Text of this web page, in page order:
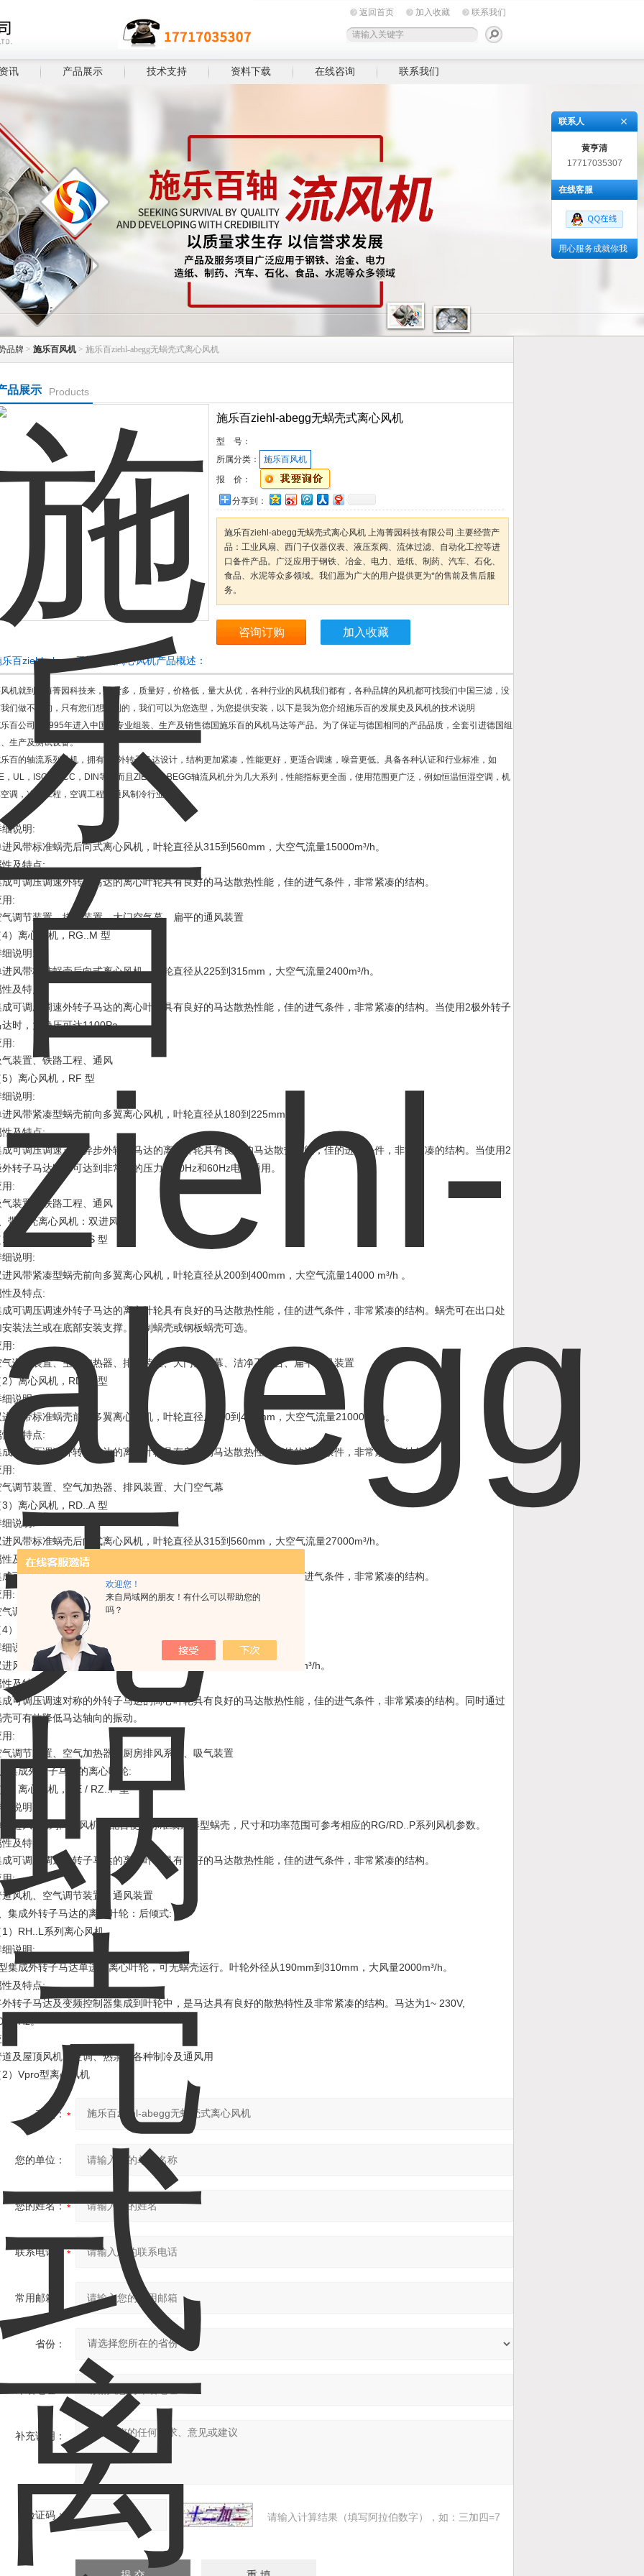
欢迎您！
来自局域网的朋友！有什么可以帮助您的
吗？
返回首页 加入收藏 联系我们
讯 产品展示 技术支持 资料下载 在线咨询 联系我们
品牌 > 施乐百风机 > 施乐百ziehl-abegg无蜗壳式离心风机
品展示 Products
施乐百ziehl-abegg无蜗壳式离心风机
型 号：
所属分类：
施乐百风机
报 价：
分享到：
施乐百ziehl-abegg无蜗壳式离心风机 上海菁园科技有限公司.主要经营产
品：工业风扇、西门子仪器仪表、液压泵阀、流体过滤、自动化工控等进
口备件产品。广泛应用于钢铁、冶金、电力、造纸、制药、汽车、石化、
食品、水泥等众多领域。我们愿为广大的用户提供更为*的售前及售后服
务。
咨询订购 加入收藏
乐百ziehl-abegg无蜗壳式离心风机产品概述：
机就到上海菁园科技来，现货多，质量好，价格低，量大从优，各种行业的风机我们都有，各种品牌的风机都可找我们中国三滤，没
们做不到的，只有您们想不到的，我们可以为您选型，为您提供安装，以下是我为您介绍施乐百的发展史及风机的技术说明
百公司从
1995年进入中国，专业组装、生产及销售德国施乐百的风机马达等产品。为了保证与德国相同的产品品质，全套引进德国组
生产及测试设备。
百的轴流系列风机，拥有*的外转子马达设计，结构更加紧凑，性能更好，更适合调速，噪音更低。具备各种认证和行业标准，如
， UL ， ISO CCC ， DIN等，而且 ZIEHL-ABEGG轴流风机分为几大系列，性能指标更全面，使用范围更广泛，例如恒温恒湿空调，机
调，冷库工程，空调工程，通风制冷行业等。
细说明 :
进风带标准蜗壳后向式离心风机，叶轮直径从315到 560mm ，大空气流量15000m³/h。
性及特点:
成可调压调速外转子马达的离心叶轮具有良好的马达散热性能，佳的进气条件，非常紧凑的结构。
:
气调节装置、排风装置、大门空气幕、扁平的通风装置
4）离心风机， RG..M 型
细说明 :
进风带标准蜗壳后向式离心风机，叶轮直径从225到 315mm ，大空气流量2400m³/h。
及特点
成可调压调速外转子马达的离心叶轮具有良好的马达散热性能，佳的进气条件，非常紧凑的结构。当使用 2极外转子
达时，大静压可达1100Pa。
:
气装置、铁路工程、通风
5）离心风机， RF 型
细说明 :
进风带紧凑型蜗壳前向多翼离心风机，叶轮直径从180到 225mm
性及特点:
成可调压调速三相异步外转子马达的离心叶轮具有良好的马达散热性能，佳的进气条件，非常紧凑的结构。当使用 2
外转子马达时，可达到非常高的压力。 50Hz和60Hz电源通用。
:
气装置、铁路工程、通风
带蜗壳离心风机：双进风
1 RD..S 型
细说明 :
进风带紧凑型蜗壳前向多翼离心风机，叶轮直径从200到 400mm ，大空气流量14000 m³/h 。
性及特点:
成可调压调速外转子马达的离心叶轮具有良好的马达散热性能，佳的进气条件，非常紧凑的结构。蜗壳可在出口处
安装法兰或在底部安装支撑。铝制蜗壳或钢板蜗壳可选。
:
气调节装置、空气加热器、排风装置、大门空气幕、洁净工作台、扁平通风装置
2）离心风机， RD..P型
细说明:
进风带标准蜗壳前向多翼离心风机，叶轮直径从 200到 450mm ，大空气流量21000m³/h。
性及特点:
成可调压调速外转子马达的离心叶轮具有良好的马达散热性能，佳的进气条件，非常紧凑的结构。
:
气调节装置、空气加热器、排风装置、大门空气幕
3 ）离心风机， RD..A 型
细说明
进风带标准蜗壳后向式离心风机，叶轮直径从315到 560mm ，大空气流量27000m³/h。
性及特点:
成可调压调速外转子马达的离心叶轮具有良好的马达散热性能，佳的进气条件，非常紧凑的结构。
:
气调节装置、排风装置、大门空气幕、扁平通风装置
4）离心风机RA型英制尺寸系列
说明
进风前向多翼离心风机，叶轮直径从 11000m³/h。
及特点
成可调压调速对称的外转子马达的离心叶轮具有良好的马达散热性能，佳的进气条件，非常紧凑的结构。同时通过
壳可有效降低马达轴向的振动。
:
气调节装置、空气加热器、厨房排风系统、吸气装置
集成外转子马达的离心叶轮:
）离心风机， RE / RZ..P型
细说明
双进风 系列离心风机可配合使用标准或紧凑型蜗壳，尺寸和功率范围可参考相应的RG/RD..P系列风机参数。
及特点
成可调压调速外转子马达的离心叶轮具有良好的马达散热性能，佳的进气条件，非常紧凑的结构。
用:
道风机、空气调节装置、通风装置
集成外转子马达的离心叶轮：后倾式:
1 ） RH..L 系列离心风机
细说明:
集成外转子马达单进风离心叶轮，可无蜗壳运行。叶轮外径从190mm到 310mm ，大风量2000m³/h。
性及特点:
外转子马达及变频控制器集成到叶轮中，是马达具有良好的散热特性及非常紧凑的结构。马达为1~ 230V,
60Hz。
道及屋顶风机、空调、热泵、各种制冷及通风用
2 ） Vpro型离心风机
产品：
您的单位：
您的姓名：
联系电话：
常用邮箱：
省份：
补充说明：
验证码： 请输入计算结果（填写阿拉伯数字），如：三加四=7
联系人
黄亨清
17717035307
在线客服
用心服务成就你我